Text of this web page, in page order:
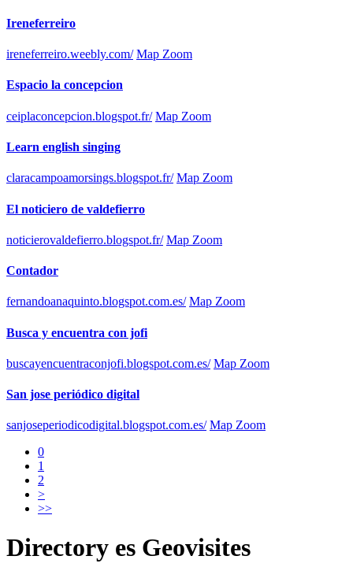
Ireneferreiro
ireneferreiro.weebly.com/ Map Zoom
Espacio la concepcion
ceiplaconcepcion.blogspot.fr/ Map Zoom
Learn english singing
claracampoamorsings.blogspot.fr/ Map Zoom
El noticiero de valdefierro
noticierovaldefierro.blogspot.fr/ Map Zoom
Contador
fernandoanaquinto.blogspot.com.es/ Map Zoom
Busca y encuentra con jofi
buscayencuentraconjofi.blogspot.com.es/ Map Zoom
San jose periódico digital
sanjoseperiodicodigital.blogspot.com.es/ Map Zoom
0
1
2
>
>>
Directory es Geovisites